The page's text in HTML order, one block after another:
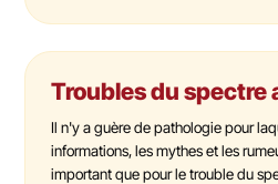
Troubles du spectre
Il n'y a guère de pathologie pour
informations, les mythes et les
important que pour le trouble du